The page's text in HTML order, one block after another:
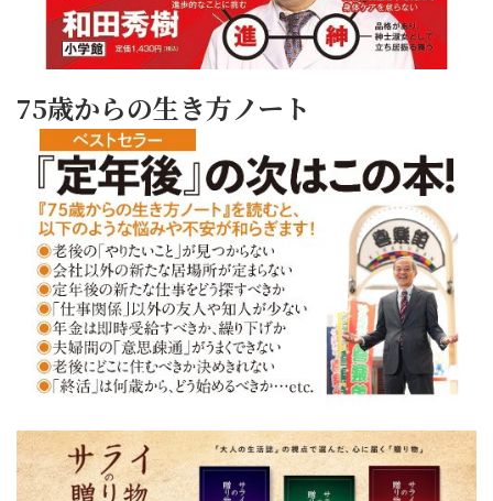
75歳からの生き方ノート